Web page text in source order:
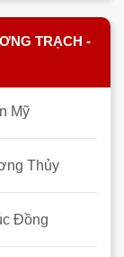
TRẠCH -
Mỹ
Thủy
Đồng